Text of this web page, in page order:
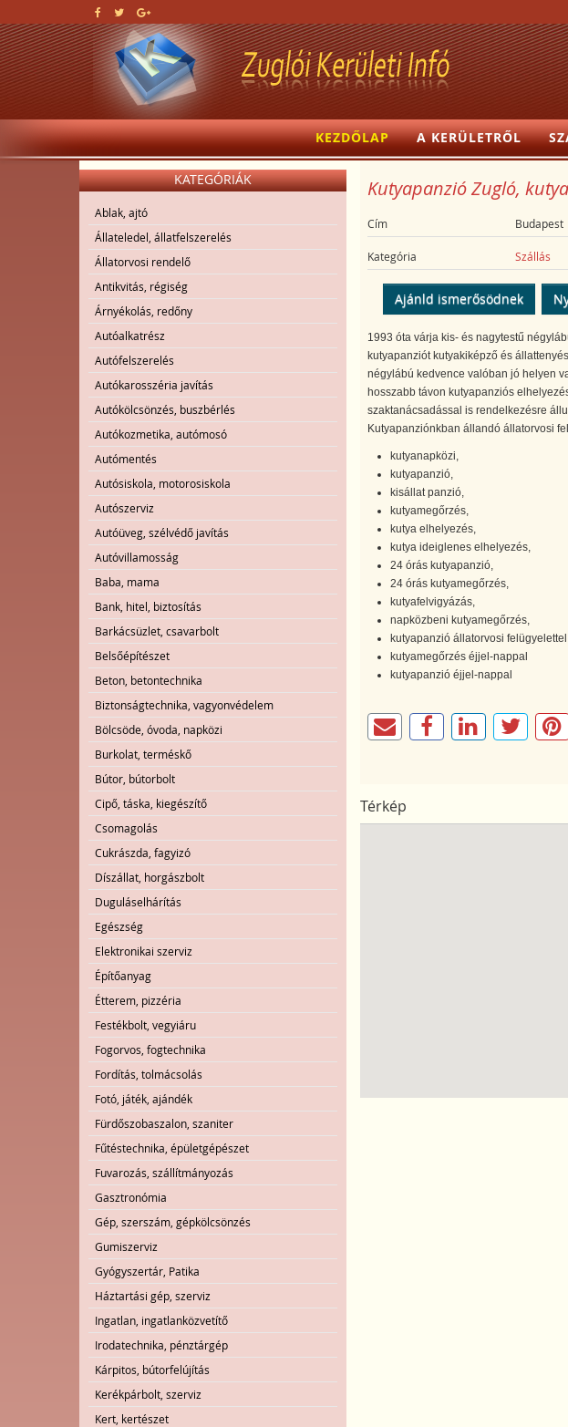
KEZDŐLAP A KERÜLETRŐL
KATEGÓRIÁK
Ablak, ajtó
Állateledel, állatfelszerelés
Állatorvosi rendelő
Antikvitás, régiség
Árnyékolás, redőny
Autóalkatrész
Autófelszerelés
Autókarosszéria javítás
Autókölcsönzés, buszbérlés
Autókozmetika, autómosó
Autómentés
Autósiskola, motorosiskola
Autószerviz
Autóüveg, szélvédő javítás
Autóvillamosság
Baba, mama
Bank, hitel, biztosítás
Barkácsüzlet, csavarbolt
Belsőépítészet
Beton, betontechnika
Biztonságtechnika, vagyonvédelem
Bölcsöde, óvoda, napközi
Burkolat, terméskő
Bútor, bútorbolt
Cipő, táska, kiegészítő
Csomagolás
Cukrászda, fagyizó
Díszállat, horgászbolt
Duguláselhárítás
Egészség
Elektronikai szerviz
Építőanyag
Étterem, pizzéria
Festékbolt, vegyiáru
Fogorvos, fogtechnika
Fordítás, tolmácsolás
Fotó, játék, ajándék
Fürdőszobaszalon, szaniter
Fűtéstechnika, épületgépészet
Fuvarozás, szállítmányozás
Gasztronómia
Gép, szerszám, gépkölcsönzés
Gumiszerviz
Gyógyszertár, Patika
Háztartási gép, szerviz
Ingatlan, ingatlanközvetítő
Irodatechnika, pénztárgép
Kárpitos, bútorfelújítás
Kerékpárbolt, szerviz
Kert, kertészet
Kutyapanzió Zugló,
Cím Budapest
Kategória Szállás
Ajánld ismerősödnek
1993 óta várja kis- és nagytestű
kutyapanziót kutyakiképző és
négylábú kedvence valóban jó helyen
hosszabb távon kutyapanziós
szaktanácsadással is rendelkezésre
Kutyapanziónkban állandó állatorvosi
kutyanapközi,
kutyapanzió,
kisállat panzió,
kutyamegőrzés,
kutya elhelyezés,
kutya ideiglenes elhelyezés,
24 órás kutyapanzió,
24 órás kutyamegőrzés,
kutyafelvigyázás,
napközbeni kutyamegőrzés,
kutyapanzió állatorvosi felügyelettel
kutyamegőrzés éjjel-nappal
kutyapanzió éjjel-nappal
Térkép